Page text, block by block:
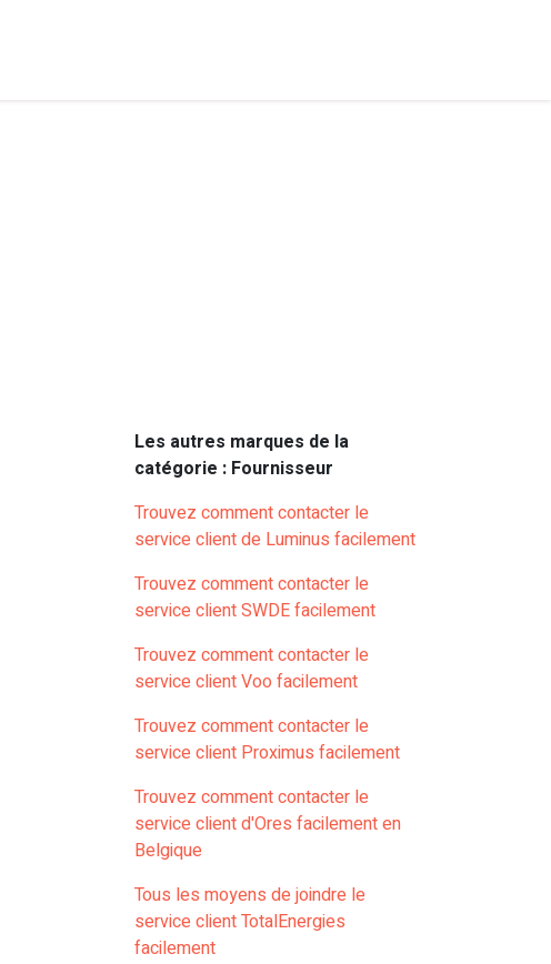
Les autres marques de la
catégorie : Fournisseur
Trouvez comment contacter le
service client de Luminus facilement
Trouvez comment contacter le
service client SWDE facilement
Trouvez comment contacter le
service client Voo facilement
Trouvez comment contacter le
service client Proximus facilement
Trouvez comment contacter le
service client d'Ores facilement en
Belgique
Tous les moyens de joindre le
service client TotalEnergies
facilement